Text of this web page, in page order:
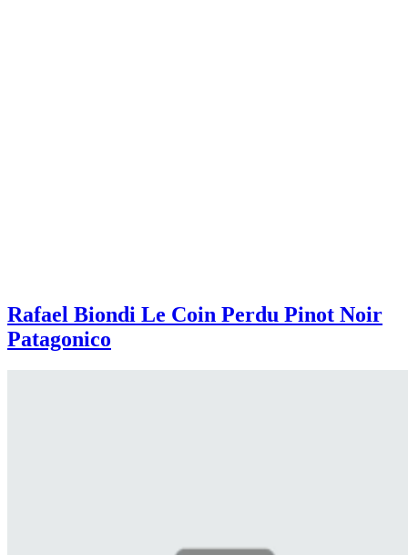
Rafael Biondi Le Coin Perdu Pinot Noir
Patagonico